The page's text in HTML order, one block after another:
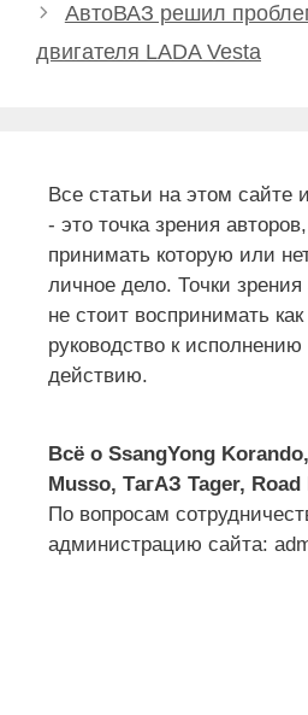
АвтоВАЗ решил
двигателя LADA Vesta
Все статьи на этом сайте
- это точка зрения авторов,
принимать которую или
личное дело. Точки зрения
не стоит воспринимать как
руководство к
действию.
Всё о SsangYong
Musso, ТагАЗ Tager,
По вопросам
администрацию сайта: